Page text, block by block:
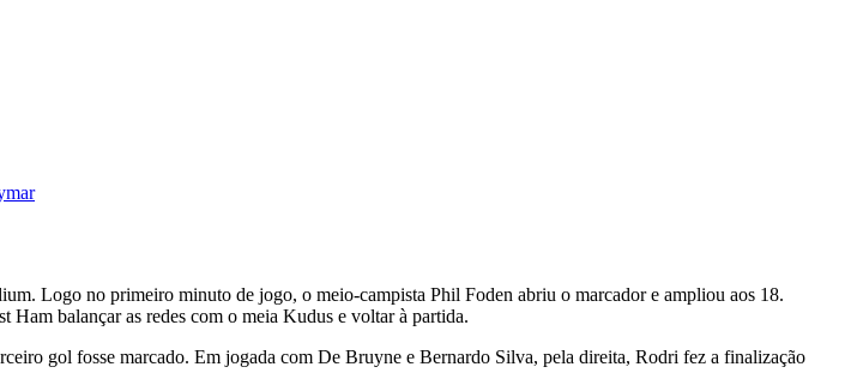
Logo no primeiro minuto de jogo, o meio-campista Phil Foden abriu o marcador e ampliou aos 18.
Ham balançar as redes com o meia Kudus e voltar à partida.
gol fosse marcado. Em jogada com De Bruyne e Bernardo Silva, pela direita, Rodri fez a finalização